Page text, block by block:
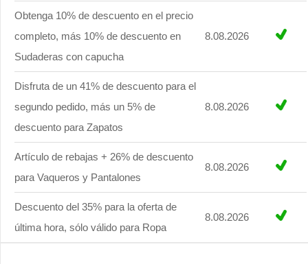
Obtenga 10% de descuento en el precio
completo, más 10% de descuento en
Sudaderas con capucha
8.08.2026
Disfruta de un 41% de descuento para el
segundo pedido, más un 5% de
descuento para Zapatos
8.08.2026
Artículo de rebajas + 26% de descuento
para Vaqueros y Pantalones
8.08.2026
Descuento del 35% para la oferta de
última hora, sólo válido para Ropa
8.08.2026